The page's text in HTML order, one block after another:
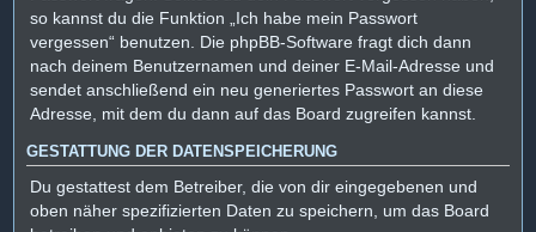
so kannst du die Funktion „Ich habe mein Passwort
vergessen“ benutzen. Die phpBB-Software fragt dich dann
nach deinem Benutzernamen und deiner E-Mail-Adresse und
sendet anschließend ein neu generiertes Passwort an diese
Adresse, mit dem du dann auf das Board zugreifen kannst.
GESTATTUNG DER DATENSPEICHERUNG
Du gestattest dem Betreiber, die von dir eingegebenen und
oben näher spezifizierten Daten zu speichern, um das Board